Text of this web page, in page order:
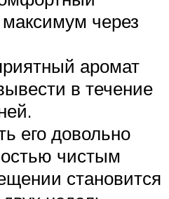
через
аромат
в течение
его довольно
чистым
становится